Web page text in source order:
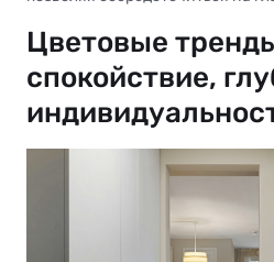
Цветовые
спокойствие,